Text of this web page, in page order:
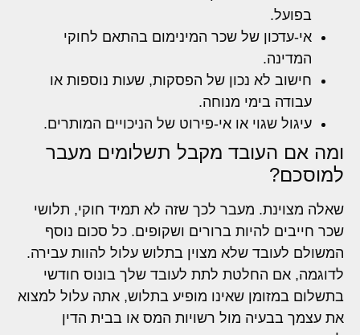
בפועל.
אי-עדכון של שכר המינימום בהתאם לחוקי
המדינה.
חישוב לא נכון של הפסקות, שעות נוספות או
עבודה בימי מנוחה.
עיגול שגוי או אי-פירוט של הניכויים המותרים.
ומה אם העובד מקבל תשלומים מעבר
למוסכם?
שאלה מצוינת. מעבר לכך שזה לא תמיד חוקי, תלושי
שכר חייבים להיות ברורים ושקופים. כל סכום נוסף
המשולם לעובד שלא מצוין בתלוש עלול להוות עבירה.
לדוגמה, אם החלטת לתת לעובד שלך בונוס חודשי
בתשלום במזומן שאינו מופיע בתלוש, אתה עלול למצוא
את עצמך בבעיה מול רשויות המס או בבית הדין